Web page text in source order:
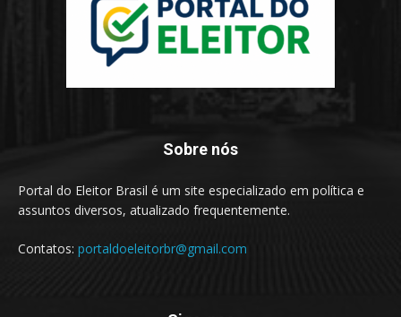
Sobre nós
Portal do Eleitor Brasil é um site especializado em política e
assuntos diversos, atualizado frequentemente.
Contatos: portaldoeleitorbr@gmail.com